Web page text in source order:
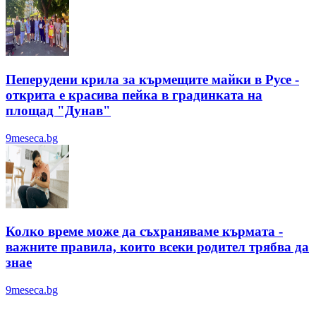
Пеперудени крила за кърмещите майки в Русе -
открита е красива пейка в градинката на
площад "Дунав"
9meseca.bg
Колко време може да съхраняваме кърмата -
важните правила, които всеки родител трябва да
знае
9meseca.bg